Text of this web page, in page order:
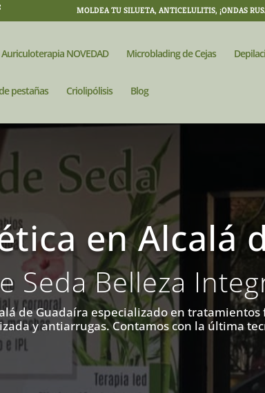
MOLDEA TU SILUETA, ANTICELULITIS, ¡ONDAS
Auriculoterapia NOVEDAD Microblading de Cejas
pestañas Criolipólisis Blog
en Alcalá
Seda Belleza
de Guadaíra especializado en
y antiarrugas. Contamos con la última